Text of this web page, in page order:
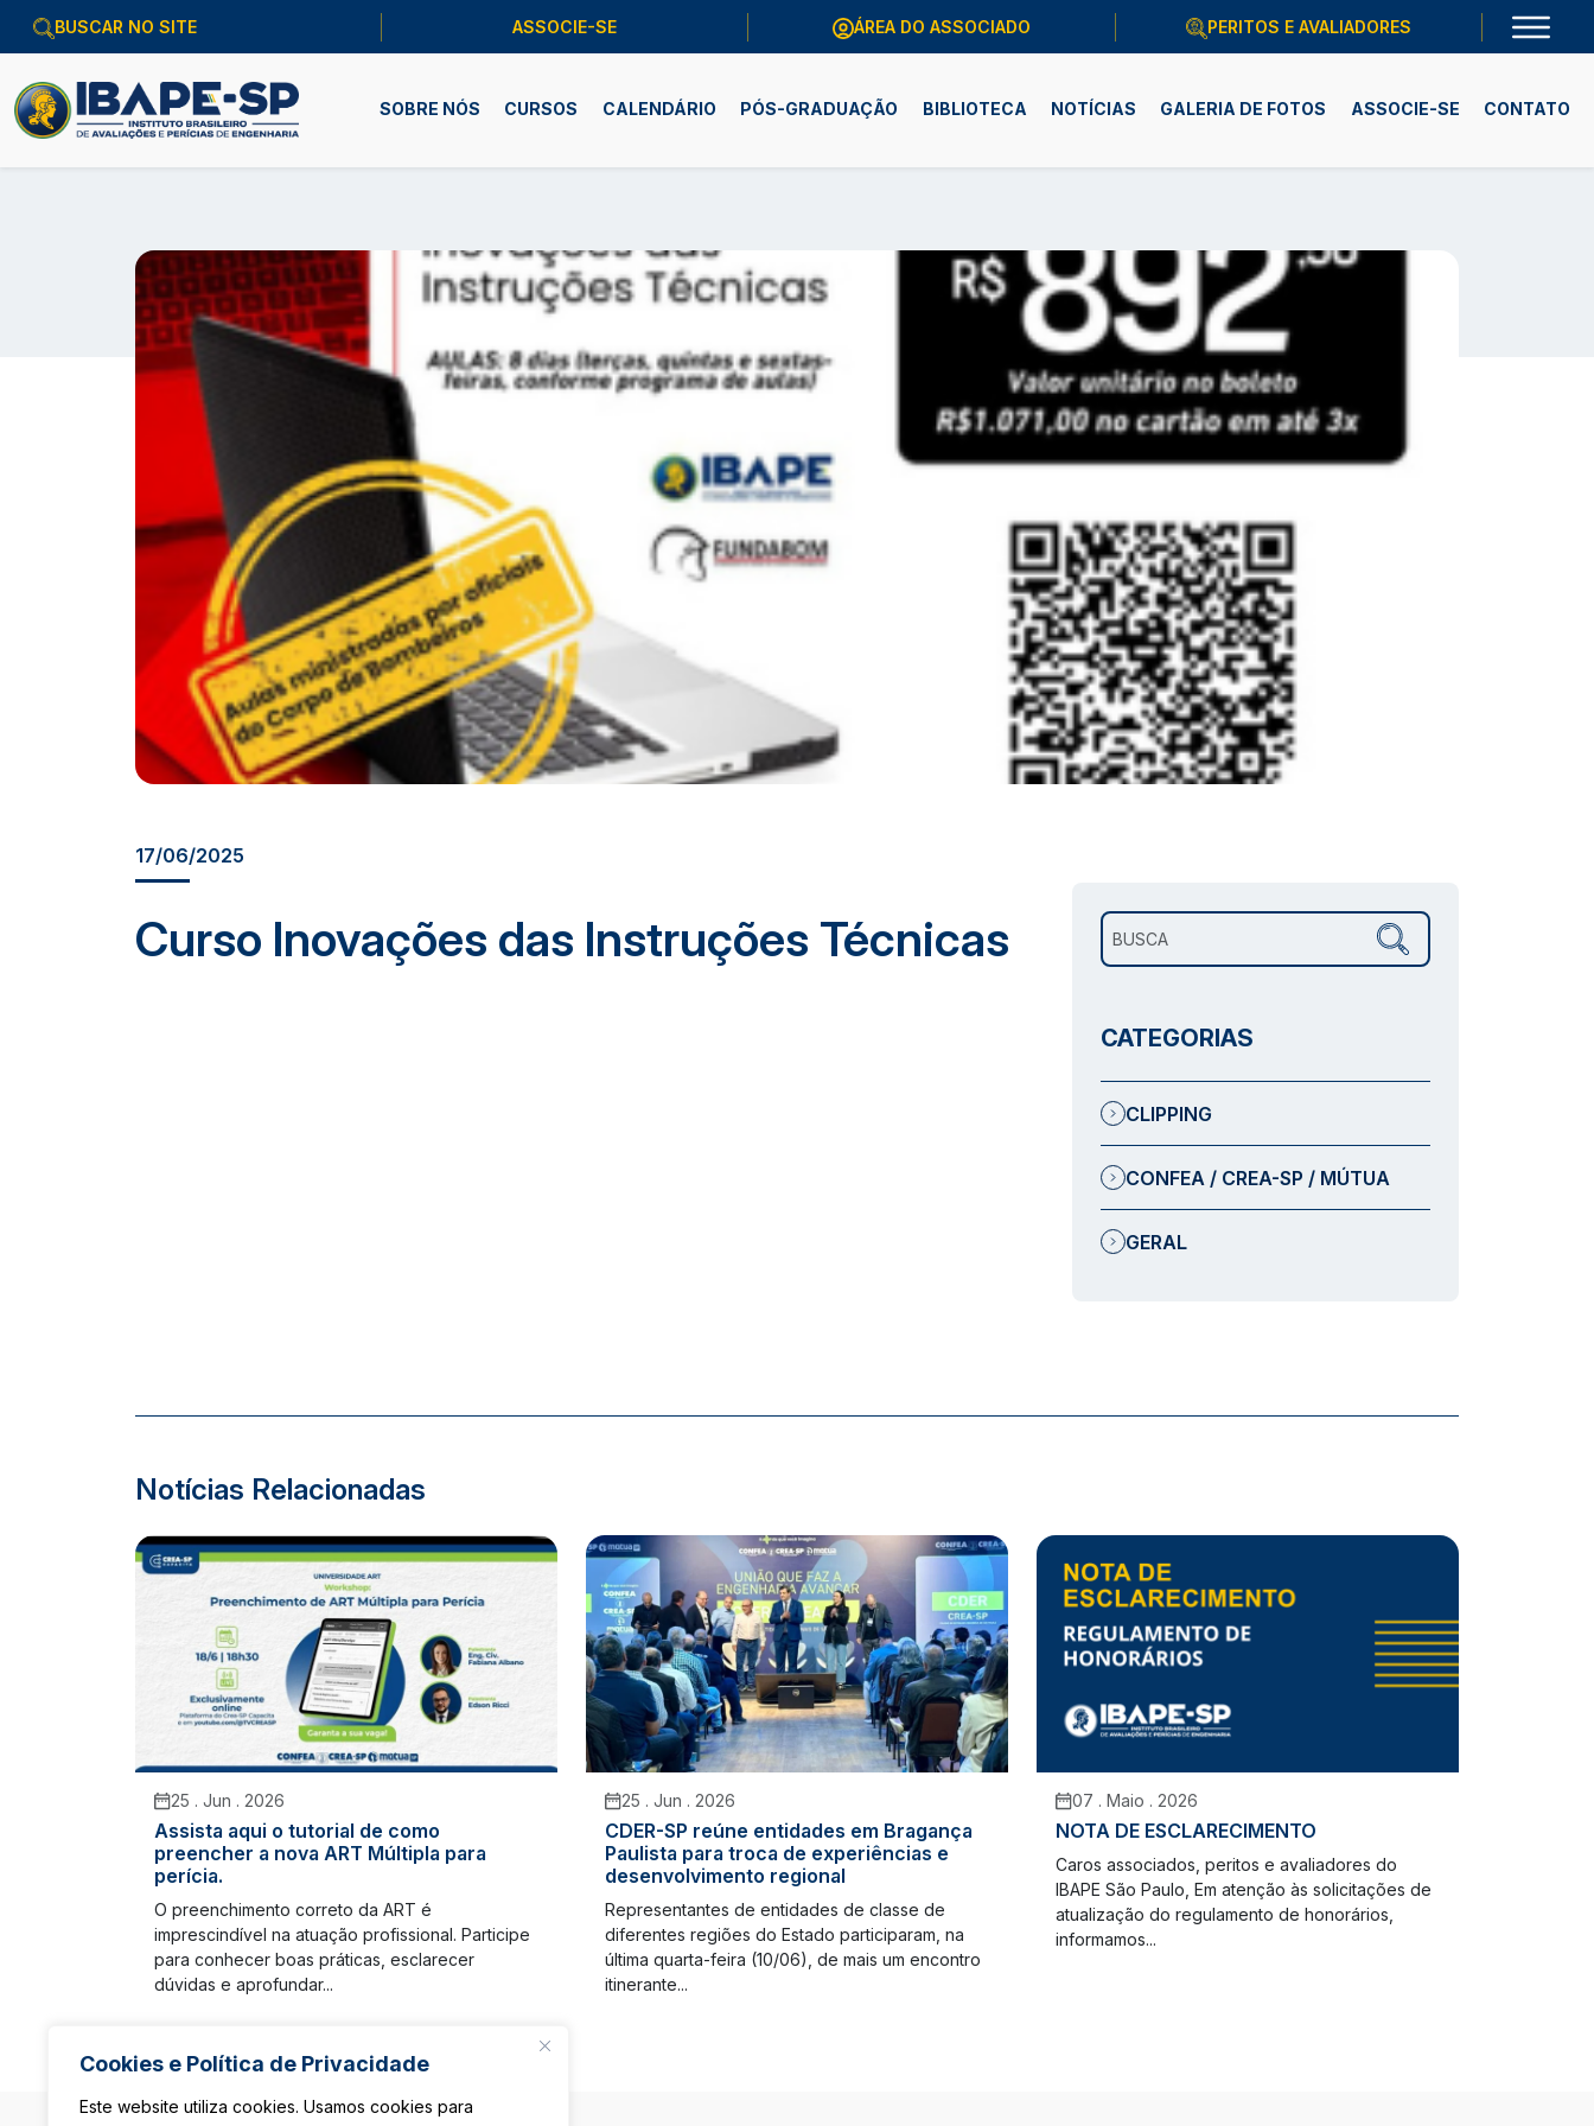
Cookies e Política de Privacidade
Este website utiliza cookies. Usamos cookies para
ASSOCIE-SE ÁREA DO ASSOCIADO PERITOS E AVALIADORES
SOBRE NÓS CURSOS CALENDÁRIO PÓS-GRADUAÇÃO BIBLIOTECA NOTÍCIAS GALERIA DE FOTOS ASSOCIE-SE CONTATO
17/06/2025
Curso Inovações das Instruções Técnicas Pesquisar por:
CATEGORIAS
CLIPPING
CONFEA / CREA-SP / MÚTUA
GERAL
Notícias Relacionadas
25 . Jun . 2026
Assista aqui o tutorial de como
preencher a nova ART Múltipla para
perícia.
O preenchimento correto da ART é
imprescindível na atuação profissional. Participe
para conhecer boas práticas, esclarecer
dúvidas e aprofundar...
25 . Jun . 2026
CDER-SP reúne entidades em Bragança
Paulista para troca de experiências e
desenvolvimento regional
Representantes de entidades de classe de
diferentes regiões do Estado participaram, na
última quarta-feira (10/06), de mais um encontro
itinerante...
07 . Maio . 2026
NOTA DE ESCLARECIMENTO
Caros associados, peritos e avaliadores do
IBAPE São Paulo, Em atenção às solicitações de
atualização do regulamento de honorários,
informamos...